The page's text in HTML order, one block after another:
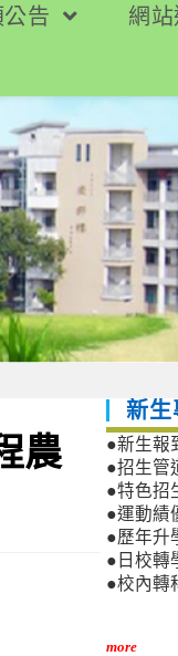
告
網
農
新生
●新生報
●招生管
●特色招
●運動績
●歷年升
●日校轉
●校內轉
more